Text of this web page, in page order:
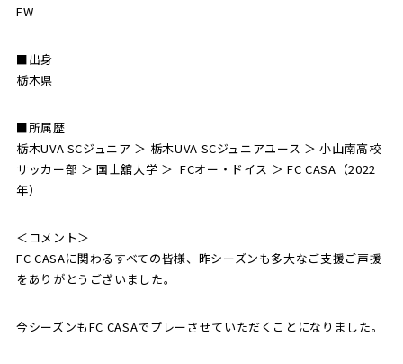
FW
■出身
栃木県
■所属歴
栃木UVA SCジュニア ＞ 栃木UVA SCジュニアユース ＞ 小山南高校
サッカー部 ＞ 国士舘大学 ＞ FCオー・ドイス ＞ FC CASA（2022
年）
＜コメント＞
FC CASAに関わるすべての皆様、昨シーズンも多大なご支援ご声援
をありがとうございました。
今シーズンもFC CASAでプレーさせていただくことになりました。